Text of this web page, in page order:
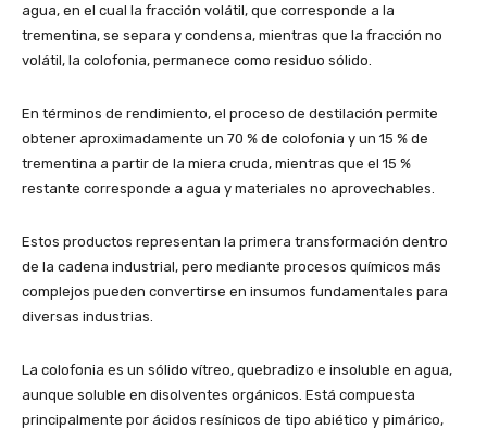
agua, en el cual la fracción volátil, que corresponde a la
trementina, se separa y condensa, mientras que la fracción no
volátil, la colofonia, permanece como residuo sólido.
En términos de rendimiento, el proceso de destilación permite
obtener aproximadamente un 70 % de colofonia y un 15 % de
trementina a partir de la miera cruda, mientras que el 15 %
restante corresponde a agua y materiales no aprovechables.
Estos productos representan la primera transformación dentro
de la cadena industrial, pero mediante procesos químicos más
complejos pueden convertirse en insumos fundamentales para
diversas industrias.
La colofonia es un sólido vítreo, quebradizo e insoluble en agua,
aunque soluble en disolventes orgánicos. Está compuesta
principalmente por ácidos resínicos de tipo abiético y pimárico,